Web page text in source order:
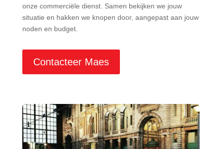
onze commerciële dienst. Samen bekijken we jouw
situatie en hakken we knopen door, aangepast aan jouw
noden en budget.
Contacteer Maes